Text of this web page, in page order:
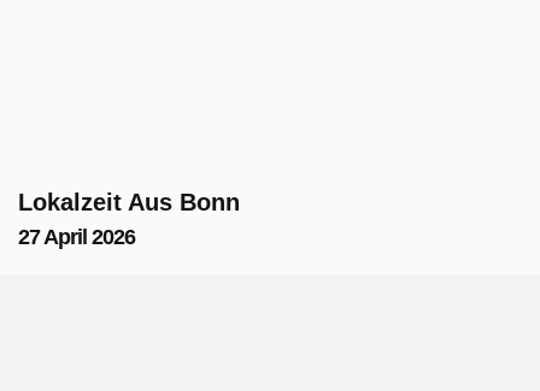
Lokalzeit Aus Bonn
27 April 2026